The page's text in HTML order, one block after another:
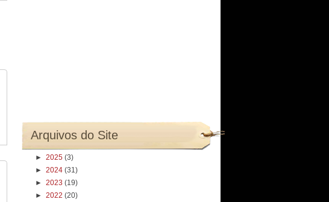
Arquivos do Site
► 2025 (3)
► 2024 (31)
► 2023 (19)
► 2022 (20)